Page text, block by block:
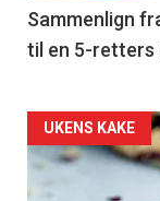
5
Sammenlign
til en 5-retters
Forsiden
akkurat
UKENS KAKE